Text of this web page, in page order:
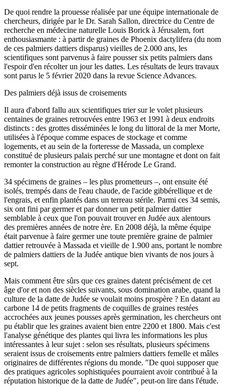
De quoi rendre la prouesse réalisée par une équipe internationale de
chercheurs, dirigée par le Dr. Sarah Sallon, directrice du Centre de
recherche en médecine naturelle Louis Borick à Jérusalem, fort
enthousiasmante : à partir de graines de Phoenix dactylifera (du nom
de ces palmiers dattiers disparus) vieilles de 2.000 ans, les
scientifiques sont parvenus à faire pousser six petits palmiers dans
l'espoir d'en récolter un jour les dattes. Les résultats de leurs travaux
sont parus le 5 février 2020 dans la revue Science Advances.
Des palmiers déjà issus de croisements
Il aura d'abord fallu aux scientifiques trier sur le volet plusieurs
centaines de graines retrouvées entre 1963 et 1991 à deux endroits
distincts : des grottes disséminées le long du littoral de la mer Morte,
utilisées à l'époque comme espaces de stockage et comme
logements, et au sein de la forteresse de Massada, un complexe
constitué de plusieurs palais perché sur une montagne et dont on fait
remonter la construction au règne d'Hérode Le Grand.
34 spécimens de graines – les plus prometteurs –, ont ensuite été
isolés, trempés dans de l'eau chaude, de l'acide gibbérellique et de
l'engrais, et enfin plantés dans un terreau stérile. Parmi ces 34 semis,
six ont fini par germer et par donner un petit palmier dattier
semblable à ceux que l'on pouvait trouver en Judée aux alentours
des premières années de notre ère. En 2008 déjà, la même équipe
était parvenue à faire germer une toute première graine de palmier
dattier retrouvée à Massada et vieille de 1.900 ans, portant le nombre
de palmiers dattiers de la Judée antique bien vivants de nos jours à
sept.
Mais comment être sûrs que ces graines datent précisément de cet
âge d'or et non des siècles suivants, sous domination arabe, quand la
culture de la datte de Judée se voulait moins prospère ? En datant au
carbone 14 de petits fragments de coquilles de graines restées
accrochées aux jeunes pousses après germination, les chercheurs ont
pu établir que les graines avaient bien entre 2200 et 1800. Mais c'est
l'analyse génétique des plantes qui livra les informations les plus
intéressantes à leur sujet : selon ses résultats, plusieurs spécimens
seraient issus de croisements entre palmiers dattiers femelle et mâles
originaires de différentes régions du monde. "De quoi supposer que
des pratiques agricoles sophistiquées pourraient avoir contribué à la
réputation historique de la datte de Judée", peut-on lire dans l'étude.